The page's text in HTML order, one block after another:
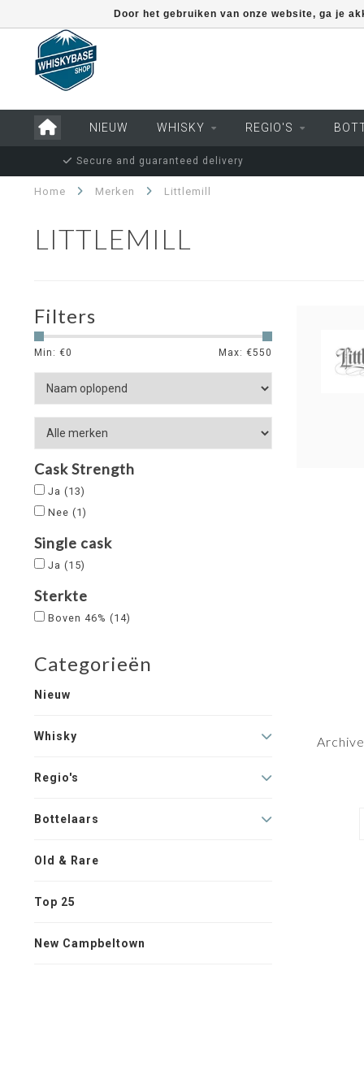
NIEUW WHISKY REGIO'S
Secure and guaranteed delivery
Home Merken Littlemill
LITTLEMILL
Filters
Min: €0 Max: €550
Cask Strength
Ja (13)
Nee (1)
Single cask
Ja (15)
Sterkte
Boven 46% (14)
Categorieën
Nieuw
Whisky
Regio's
Bottelaars
Old & Rare
Top 25
New Campbeltown
Door het gebruiken van onze website, ga je